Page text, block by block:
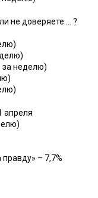
не доверяете … ?
за неделю)
апреля
– 7,7%